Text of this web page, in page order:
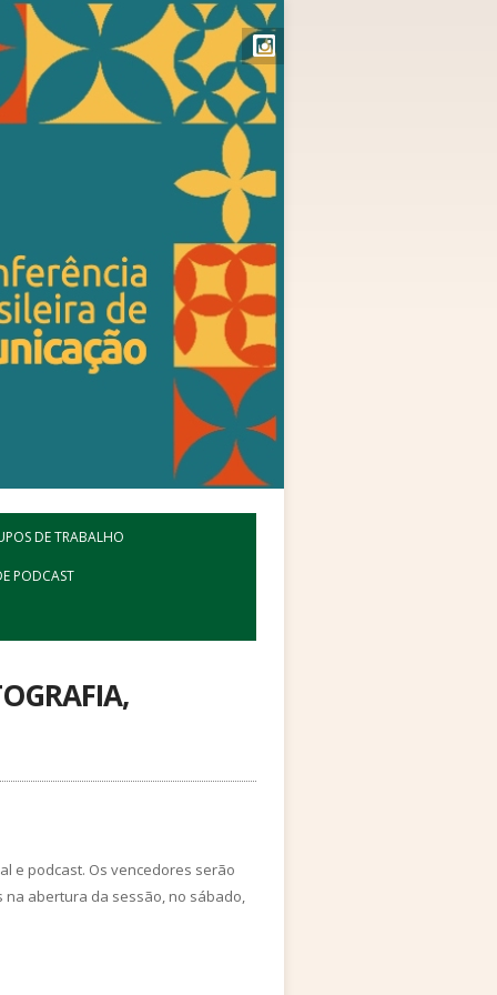
DE TRABALHO
PODCAST
e podcast. Os vencedores serão
abertura da sessão, no sábado,